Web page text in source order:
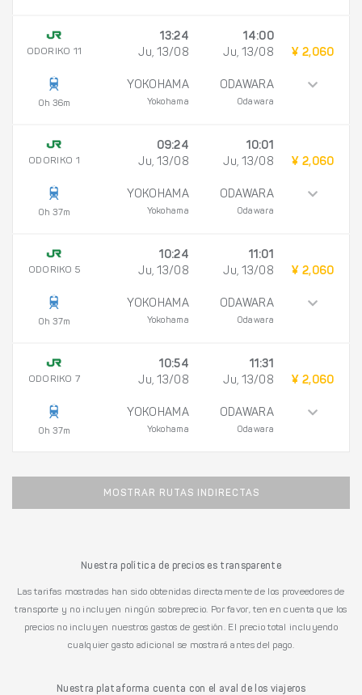
ODORIKO 11
0h 36m
13:24
Ju, 13/08
YOKOHAMA
Yokohama
14:00
Ju, 13/08
ODAWARA
Odawara
¥ 2,060
ODORIKO 1
0h 37m
09:24
Ju, 13/08
YOKOHAMA
Yokohama
10:01
Ju, 13/08
ODAWARA
Odawara
¥ 2,060
ODORIKO 5
0h 37m
10:24
Ju, 13/08
YOKOHAMA
Yokohama
11:01
Ju, 13/08
ODAWARA
Odawara
¥ 2,060
ODORIKO 7
0h 37m
10:54
Ju, 13/08
YOKOHAMA
Yokohama
11:31
Ju, 13/08
ODAWARA
Odawara
¥ 2,060
MOSTRAR RUTAS INDIRECTAS
Nuestra política de precios es transparente
Las tarifas mostradas han sido obtenidas directamente de los proveedores de
transporte y no incluyen ningún sobreprecio. Por favor, ten en cuenta que los
precios no incluyen nuestros gastos de gestión. El precio total incluyendo
cualquier gasto adicional se mostrará antes del pago.
Nuestra plataforma cuenta con el aval de los viajeros